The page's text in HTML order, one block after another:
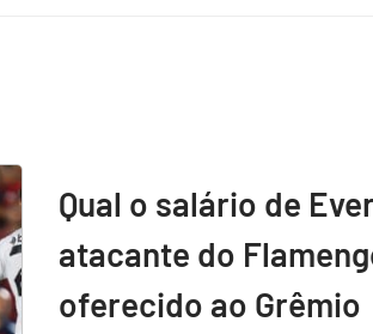
Qual o salário de
atacante do
oferecido ao Grêmio